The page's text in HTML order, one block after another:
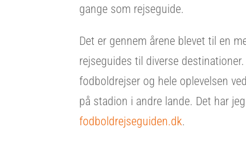
gange som rejseguide.
Det er gennem årene blevet til en
rejseguides til diverse
fodboldrejser og hele oplevelsen
på stadion i andre lande. Det har
fodboldrejseguiden.dk.